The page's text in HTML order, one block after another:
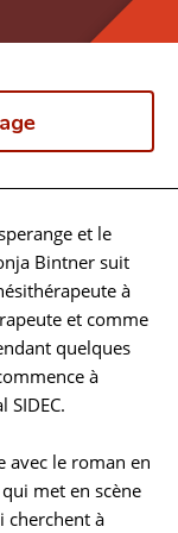
et le
Bintner suit
à
et comme
quelques
à
avec le roman en
qui met en scène
cherchent à